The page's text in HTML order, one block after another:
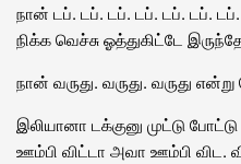
நான் டப். டப். டப். டப். டப். டப்.
நிக்க வெச்சு ஓத்துகிட்டே
நான் வருது. வருது. வருது
இலியானா டக்குனு முட்டு
ஊம்பி விட்டா அவா ஊம்பி விட.